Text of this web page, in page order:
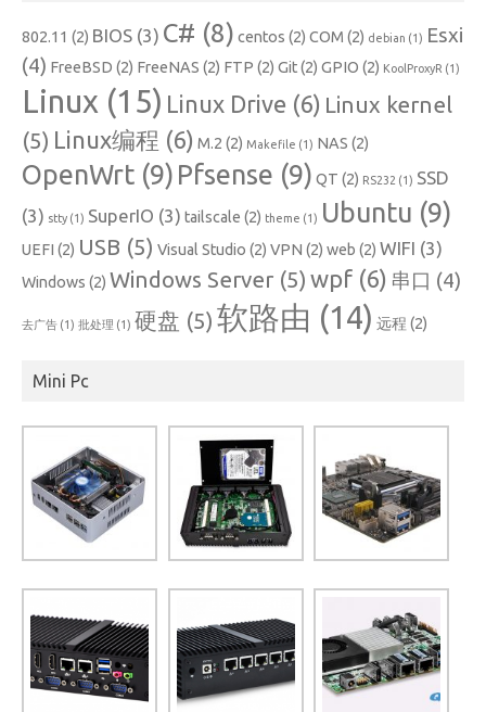
802.11 (2) BIOS (3) C# (8) centos (2) COM (2) debian (1) Esxi
(4) FreeBSD (2) FreeNAS (2) FTP (2) Git(2) GPIO (2) KoolProxyR (1)
Linux (15) Linux Drive (6) Linux kernel
(5) Linux编程 (6) M.2 (2) Makefile (1) NAS (2)
OpenWrt (9) Pfsense (9) QT (2) RS232 (1) SSD
(3) stty (1) SuperIO (3) tailscale (2) theme (1) Ubuntu (9)
UEFI (2) USB (5) Visual Studio (2) VPN (2) web (2) WIFI (3)
Windows (2) Windows Server (5) wpf (6) 串口 (4)
去广告 (1) 批处理 (1) 硬盘 (5) 软路由 (14) 远程 (2)
Mini Pc